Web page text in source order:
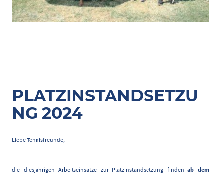
PLATZINSTANDSETZU
NG 2024
Liebe Tennisfreunde,
die diesjährigen Arbeitseinsätze zur Platzinstandsetzung findenab dem